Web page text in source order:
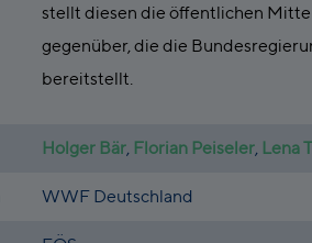
stellt diesen die öffentlichen
gegenüber, die die
bereitstellt.
Holger Bär Florian Peiseler Lena
WWF Deutschland